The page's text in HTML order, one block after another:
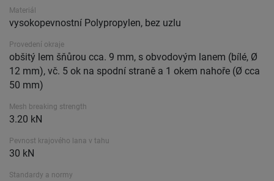
Materiál
vysokopevnostní Polypropylen, bez uzlu
Provedení okraje
obšitý lem šňůrou cca. 9 mm, s obvodovým lanem (bílé, Ø
12 mm), vč. 5 ok na spodní straně a 1 okem nahoře (Ø cca
50 mm)
Mesh breaking strength
3.20 kN
Pevnost krajového lana v tahu
30 kN
Standardy a normy